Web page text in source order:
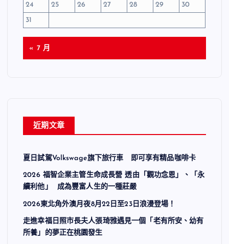
24
25 26 27 28 29
30
31
« 7 月
近期文章
夏日試駕Volkswage旗下旅行車 即可享有精品咖啡卡
2026 福智企業主管生命成長營 透由「觀功念恩」、「永
續利他」 成為豐富人生的一種莊嚴
2026東北角外澳月夜8月22日至23日浪漫登場！
走進幸福日照市長夫人張琦雅遇見一個「老有所安、幼有
所養」的夢正在桃園發生